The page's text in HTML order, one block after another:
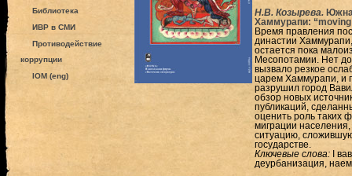
Библиотека
ИВР в СМИ
Противодействие
коррупции
IOM (eng)
Н.В. Козырева.
Хаммурапи:
Время правления
династии
остается пока
Месопотамии. Нет
вызвало резкое
царем Хаммурапи, и
разрушил город
обзор новых
публикаций,
оценить роль таких
миграции
ситуацию,
государстве.
Ключевые слова:
I
деурбанизация,